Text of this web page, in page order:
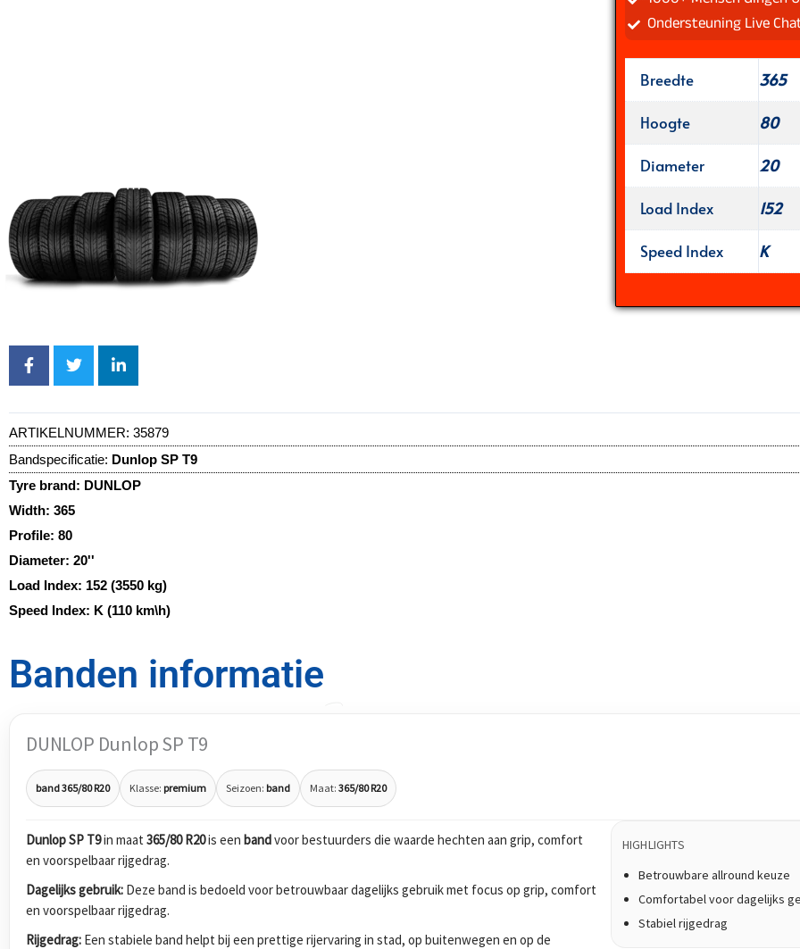
Ondersteuning Live
Breedte
365
Hoogte
80
Diameter
20
Load Index
152
Speed Index
K
ARTIKELNUMMER: 35879
Bandspecificatie: Dunlop SP T9
Tyre brand: DUNLOP
Width: 365
Profile: 80
Diameter: 20''
Load Index: 152 (3550 kg)
Speed Index: K (110 km\h)
Banden informatie
DUNLOP Dunlop SP T9
band 365/80 R20 Klasse: premium Seizoen: band Maat: 365/80 R20
Dunlop SP T9in maat 365/80 R20is een bandvoor bestuurders die waarde hechten aan grip, comfort
en voorspelbaar rijgedrag.
Dagelijks gebruik: Deze band is bedoeld voor betrouwbaar dagelijks gebruik met focus op grip, comfort
en voorspelbaar rijgedrag.
Rijgedrag: Een stabiele band helpt bij een prettige rijervaring in stad, op buitenwegen en op de
HIGHLIGHTS
Betrouwbare allround keuze
Comfortabel voor dagelijks
Stabiel rijgedrag